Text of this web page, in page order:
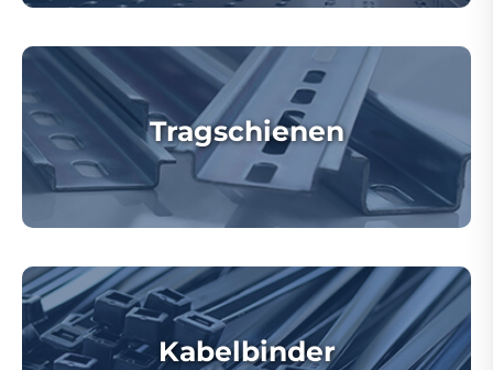
Tragschienen
Kabelbinder